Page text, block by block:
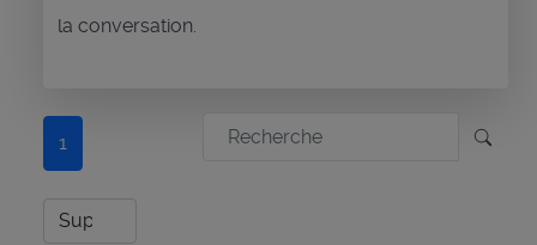
la conversation.
1